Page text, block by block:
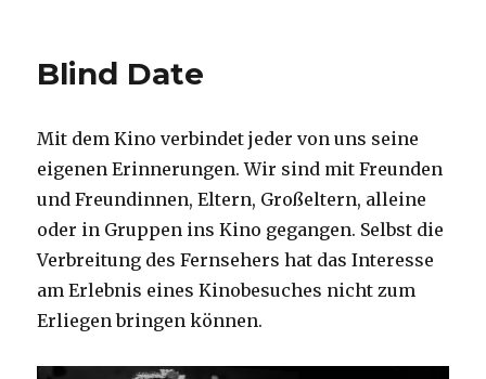
Blind Date
Mit dem Kino verbindet jeder von uns seine
eigenen Erinnerungen. Wir sind mit Freunden
und Freundinnen, Eltern, Großeltern, alleine
oder in Gruppen ins Kino gegangen. Selbst die
Verbreitung des Fernsehers hat das Interesse
am Erlebnis eines Kinobesuches nicht zum
Erliegen bringen können.